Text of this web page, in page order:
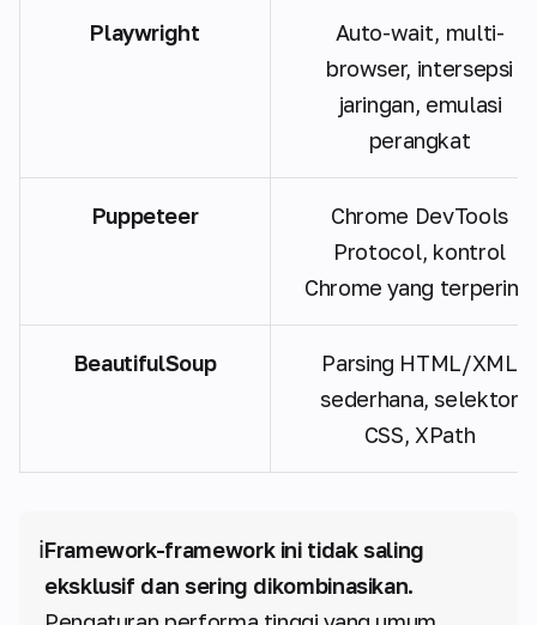
Playwright
Auto-wait, multi-
browser, intersepsi
jaringan, emulasi
perangkat
Puppeteer
Chrome DevTools
Protocol, kontrol
Chrome yang terperinci
BeautifulSoup
Parsing HTML/XML
sederhana, selektor
CSS, XPath
ℹ️Framework-framework ini tidak saling
eksklusif dan sering dikombinasikan.